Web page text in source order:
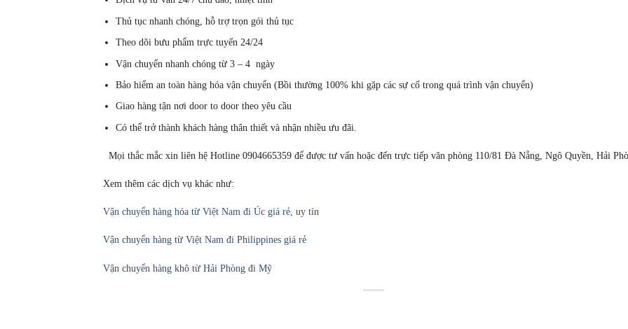
Thủ tục nhanh chóng, hỗ trợ trọn gói thủ tục
Theo dõi bưu phẩm trực tuyến 24/24
Vận chuyển nhanh chóng từ 3 – 4 ngày
Bảo hiểm an toàn hàng hóa vận chuyển (Bồi thường 100% khi gặp các sự cố trong quá trình vận chuyển)
Giao hàng tận nơi door to door theo yêu cầu
Có thể trở thành khách hàng thân thiết và nhận nhiều ưu đãi.
Mọi thắc mắc xin liên hệ Hotline 0904665359 để được tư vấn hoặc đến trực tiếp văn phòng 110/81 Đà Nẵng, Ngô Quyền, Hải
Xem thêm các dịch vụ khác như:
Vận chuyển hàng hóa từ Việt Nam đi Úc giá rẻ, uy tín
Vận chuyển hàng từ Việt Nam đi Philippines giá rẻ
Vận chuyển hàng khô từ Hải Phòng đi Mỹ